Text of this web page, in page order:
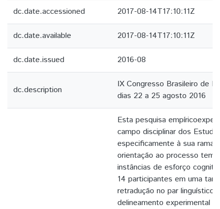
dc.date.accessioned 2017-08-14T17:10:11Z
dc.date.available 2017-08-14T17:10:11Z
dc.date.issued 2016-08
dc.description
IX Congresso Brasileiro de
dias 22 a 25 agosto 2016
Esta pesquisa
campo disciplinar dos
especificamente à sua rama
orientação ao processo tem
instâncias de esforço
14 participantes em uma
retradução no par linguístico
delineamento experimental